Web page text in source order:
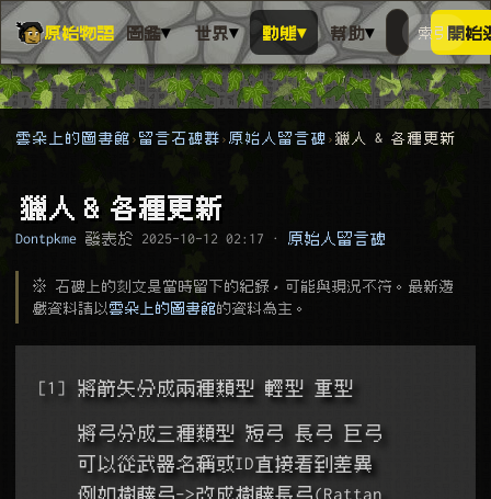
原始物語 圖鑑▾ 世界▾ 動態▾ 幫助▾
搜尋萬物
搜人物、
索引開始
雲朵上的圖書館 留言石碑群 原始人留言碑 獵人 & 各種更新
獵人 & 各種更新
Dontpkme 發表於 2025-10-12 02:17 · 原始人留言碑
※ 石碑上的刻文是當時留下的紀錄，可能與現況不符。最新遊
戲資料請以 雲朵上的圖書館的資料為主。
[1] 將箭矢分成兩種類型 輕型 重型
    將弓分成三種類型 短弓 長弓 巨弓
    可以從武器名稱或ID直接看到差異